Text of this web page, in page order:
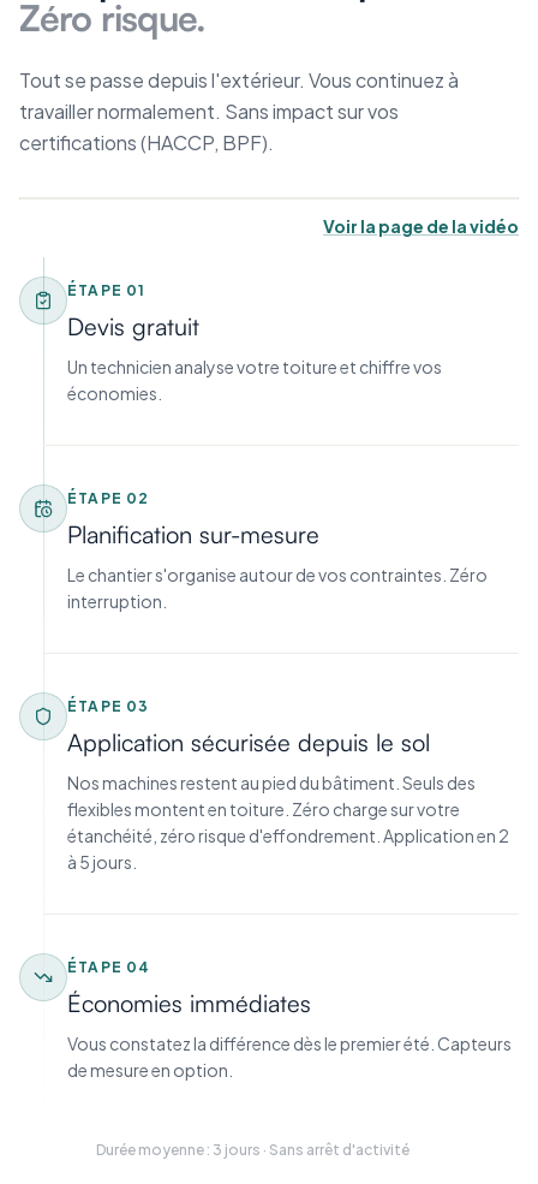
Zéro risque.
Tout se passe depuis l'extérieur. Vous continuez à
travailler normalement. Sans impact sur vos
certifications (HACCP, BPF).
Voir la page de la vidéo
ÉTAPE 01
Devis gratuit
Un technicien analyse votre toiture et chiffre vos
économies.
ÉTAPE 02
Planification sur-mesure
Le chantier s'organise autour de vos contraintes. Zéro
interruption.
ÉTAPE 03
Application sécurisée depuis le sol
Nos machines restent au pied du bâtiment. Seuls des
flexibles montent en toiture. Zéro charge sur votre
étanchéité, zéro risque d'effondrement. Application en 2
à 5 jours.
ÉTAPE 04
Économies immédiates
Vous constatez la différence dès le premier été. Capteurs
de mesure en option.
Durée moyenne : 3 jours · Sans arrêt d'activité